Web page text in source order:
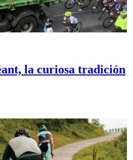
la curiosa tradición